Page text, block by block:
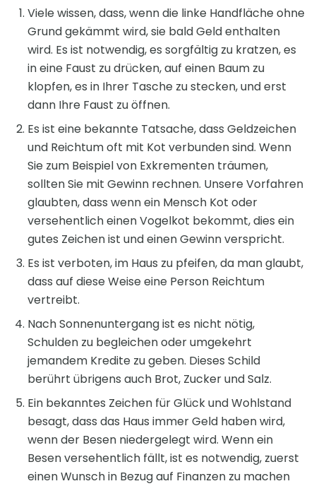
Viele wissen, dass, wenn die linke Handfläche ohne
Grund gekämmt wird, sie bald Geld enthalten
wird. Es ist notwendig, es sorgfältig zu kratzen, es
in eine Faust zu drücken, auf einen Baum zu
klopfen, es in Ihrer Tasche zu stecken, und erst
dann Ihre Faust zu öffnen.
Es ist eine bekannte Tatsache, dass Geldzeichen
und Reichtum oft mit Kot verbunden sind. Wenn
Sie zum Beispiel von Exkrementen träumen,
sollten Sie mit Gewinn rechnen. Unsere Vorfahren
glaubten, dass wenn ein Mensch Kot oder
versehentlich einen Vogelkot bekommt, dies ein
gutes Zeichen ist und einen Gewinn verspricht.
Es ist verboten, im Haus zu pfeifen, da man glaubt,
dass auf diese Weise eine Person Reichtum
vertreibt.
Nach Sonnenuntergang ist es nicht nötig,
Schulden zu begleichen oder umgekehrt
jemandem Kredite zu geben. Dieses Schild
berührt übrigens auch Brot, Zucker und Salz.
Ein bekanntes Zeichen für Glück und Wohlstand
besagt, dass das Haus immer Geld haben wird,
wenn der Besen niedergelegt wird. Wenn ein
Besen versehentlich fällt, ist es notwendig, zuerst
einen Wunsch in Bezug auf Finanzen zu machen